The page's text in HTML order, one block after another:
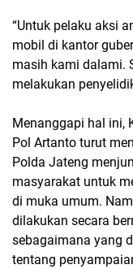
“Untuk pelaku aksi
mobil di kantor
masih kami dalami.
melakukan
Menanggapi hal ini,
Pol Artanto turut
Polda Jateng
masyarakat untuk
di muka umum.
dilakukan secara
sebagaimana yang
tentang